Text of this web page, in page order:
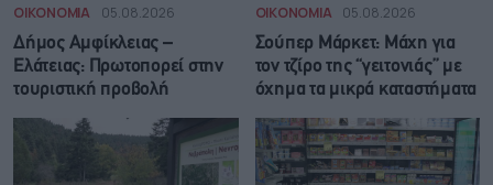
ΟΙΚΟΝΟΜΙΑ 05.08.2026
Δήμος Αμφίκλειας –
Ελάτειας: Πρωτοπορεί στην
τουριστική προβολή
ΟΙΚΟΝΟΜΙΑ 05.08.2026
Σούπερ Μάρκετ: Μάχη για
τον τζίρο της “γειτονιάς” με
όχημα τα μικρά καταστήματα